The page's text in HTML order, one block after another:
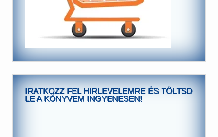
IRATKOZZ FEL HIRLEVELEMRE ÉS TÖLTSD
LE A KÖNYVEM INGYENESEN!